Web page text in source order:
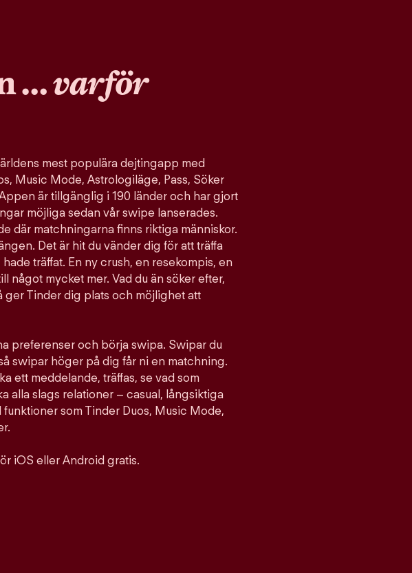
…varför
mest populära dejtingapp med
Music Mode, Astrologiläge, Pass, Söker
är tillgänglig i 190 länder och har gjort
möjliga sedan vår swipe lanserades.
där matchningarna finns riktiga människor.
Det är hit du vänder dig för att träffa
träffat. En ny crush, en resekompis, en
något mycket mer. Vad du än söker efter,
ger Tinder dig plats och möjlighet att
preferenser och börja swipa. Swipar du
swipar höger på dig får ni en matchning.
ett meddelande, träffas, se vad som
alla slags relationer – casual, långsiktiga
som Tinder Duos, Music Mode,
iOS eller Android gratis.